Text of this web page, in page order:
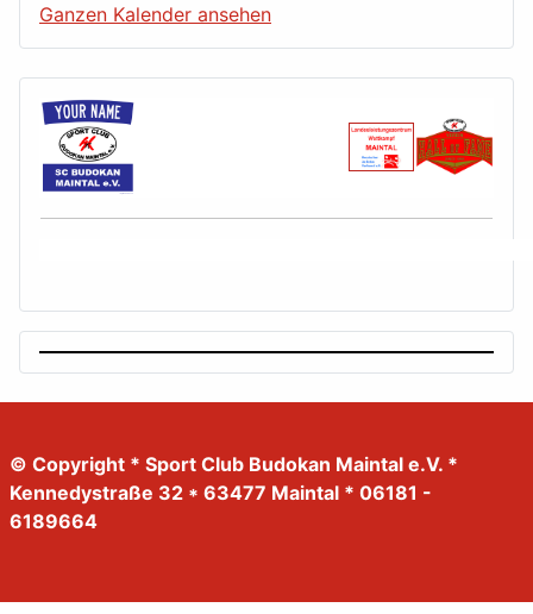
Ganzen Kalender ansehen
© Copyright * Sport Club Budokan Maintal e.V. *
Kennedystraße 32 * 63477 Maintal * 06181 -
6189664